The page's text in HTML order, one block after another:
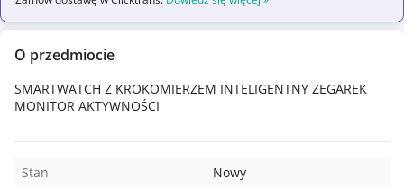
O przedmiocie
SMARTWATCH Z KROKOMIERZEM INTELIGENTNY ZEGAREK
MONITOR AKTYWNOŚCI
Stan
Nowy